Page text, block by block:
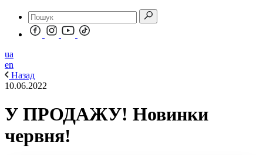
ua
en
Назад
10.06.2022
У ПРОДАЖУ! Новинки
червня!